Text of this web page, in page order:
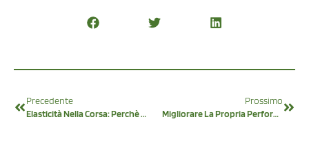
Precedente
Elasticità Nella Corsa: Perchè È Importante E Come Ottenerla
Prossimo
Migliorare La Propria Performance Nella Corsa